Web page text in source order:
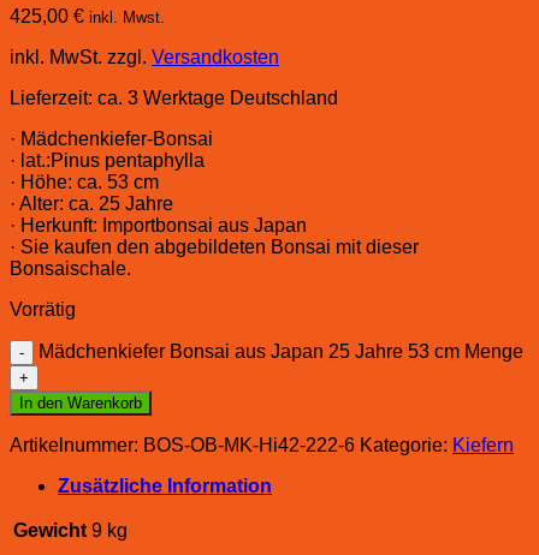
425,00 € inkl. Mwst.
inkl. MwSt. zzgl. Versandkosten
Lieferzeit: ca. 3 Werktage Deutschland
· Mädchenkiefer-Bonsai
· lat.:Pinus pentaphylla
· Höhe: ca. 53 cm
· Alter: ca. 25 Jahre
· Herkunft: Importbonsai aus Japan
· Sie kaufen den abgebildeten Bonsai mit dieser
Bonsaischale.
Vorrätig
Mädchenkiefer Bonsai aus Japan 25 Jahre 53 cm Menge
In den Warenkorb
Artikelnummer: BOS-OB-MK-Hi42-222-6 Kategorie: Kiefern
Zusätzliche Information
Gewicht 9 kg